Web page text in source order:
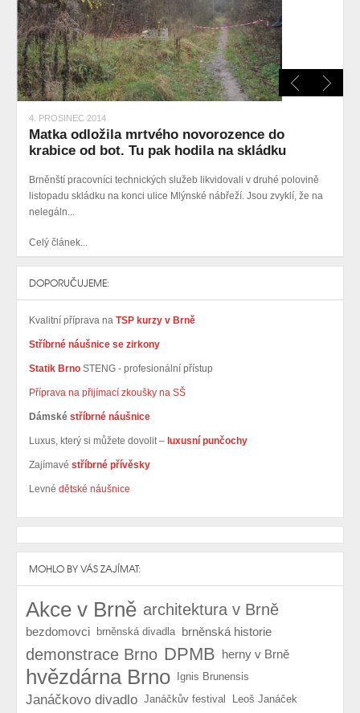
4. PROSINEC 2014
Matka odložila mrtvého novorozence do
krabice od bot. Tu pak hodila na skládku
Brněnští pracovníci technických služeb likvidovali v druhé polovině
listopadu skládku na konci ulice Mlýnské nábřeží. Jsou zvyklí, že na
nelegáln...
Celý článek...
DOPORUČUJEME:
Kvalitní příprava na TSP kurzy v Brně
Stříbrné náušnice se zirkony
Statik Brno STENG - profesionální přístup
Příprava na přijímací zkoušky na SŠ
Dámské stříbrné náušnice
Luxus, který si můžete dovolit – luxusní punčochy
Zajímavé stříbrné přívěsky
Levné dětské náušnice
MOHLO BY VÁS ZAJÍMAT:
Akce v Brně architektura v Brně
bezdomovci brněnská divadla brněnská historie
demonstrace Brno DPMB herny v Brně
hvězdárna Brno Ignis Brunensis
Janáčkovo divadlo Janáčkův festival Leoš Janáček